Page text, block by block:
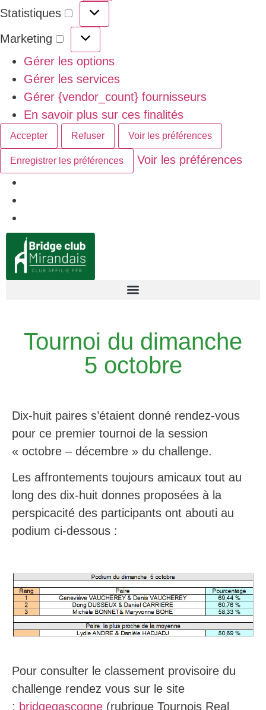
Statistiques
Marketing
Gérer les options
Gérer les services
Gérer {vendor_count} fournisseurs
En savoir plus sur ces finalités
Accepter Refuser Voir les préférences
Enregistrer les préférences Voir les préférences
Tournoi du dimanche
5 octobre
Dix-huit paires s’étaient donné rendez-vous
pour ce premier tournoi de la session
« octobre – décembre » du challenge.
Les affrontements toujours amicaux tout au
long des dix-huit donnes proposées à la
perspicacité des participants ont abouti au
podium ci-dessous :
Pour consulter le classement provisoire du
challenge rendez vous sur le site
: bridgegascogne (rubrique Tournois Real